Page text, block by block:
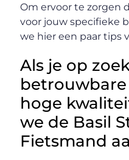
Om ervoor te zorgen
voor jouw specifieke
we hier een paar tips
Als je op
hoge
we de Basil
Fietsmand